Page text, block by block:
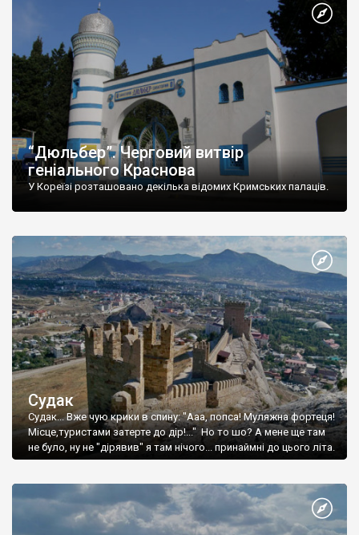
“Дюльбер”. Черговий витвір
геніального Краснова
У Кореїзі розташовано декілька відомих Кримських палаців.
Судак
Судак... Вже чую крики в спину: "Ааа, попса! Муляжна фортеця!
Місце,туристами затерте до дір!..." Но то шо? А мене ще там
не було, ну не "дірявив" я там нічого... принаймні до цього літа.